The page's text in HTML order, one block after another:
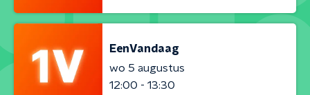
EenVandaag
wo 5 augustus
12:00 - 13:30